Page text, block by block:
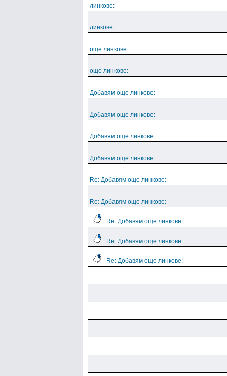
линкове:
линкове:
още линкове:
още линкове:
Добавям още линкове:
Добавям още линкове:
Добавям още линкове:
Добавям още линкове:
Re: Добавям още линкове:
Re: Добавям още линкове:
Re: Добавям още линкове:
Re: Добавям още линкове:
Re: Добавям още линкове: